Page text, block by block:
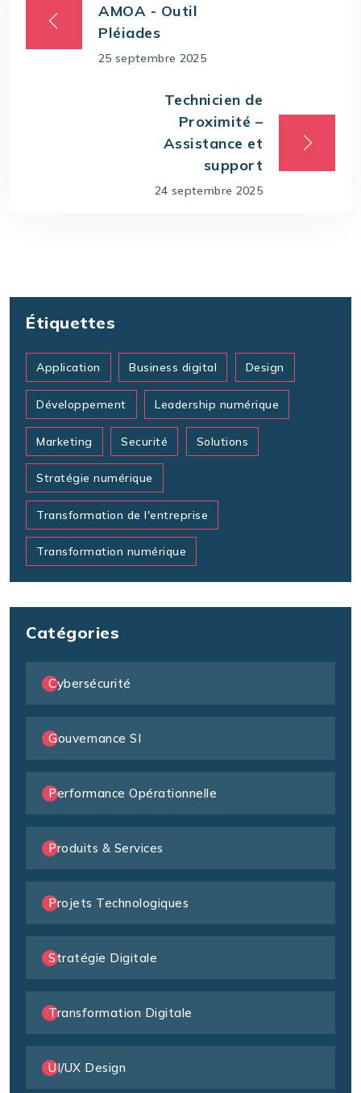
AMOA - Outil
Pléiades
25 septembre 2025
Technicien de
Proximité –
Assistance et
support
24 septembre 2025
Étiquettes
Application Business digital Design
Développement Leadership numérique
Marketing Securité Solutions
Stratégie numérique
Transformation de l'entreprise
Transformation numérique
Catégories
Cybersécurité
Gouvernance SI
Performance Opérationnelle
Produits & Services
Projets Technologiques
Stratégie Digitale
Transformation Digitale
UI/UX Design